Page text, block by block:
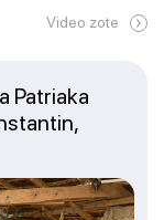
Video zote
Patriaka